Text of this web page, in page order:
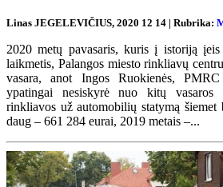
Linas JEGELEVIČIUS, 2020 12 14 | Rubrika:
2020 metų pavasaris, kuris į istoriją
laikmetis, Palangos miesto rinkliavų
vasara, anot Ingos Ruokienės, PMRC
ypatingai nesiskyrė nuo kitų vasaros
rinkliavos už automobilių statymą šiemet
daug – 661 284 eurai, 2019 metais –...